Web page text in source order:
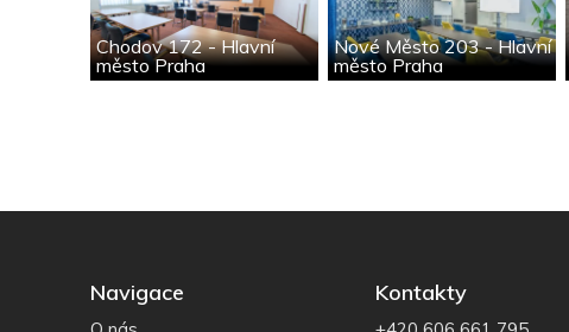
Chodov 172 - Hlavní
město Praha
Nové Město 203 - Hlavní
město Praha
Navigace Kontakty